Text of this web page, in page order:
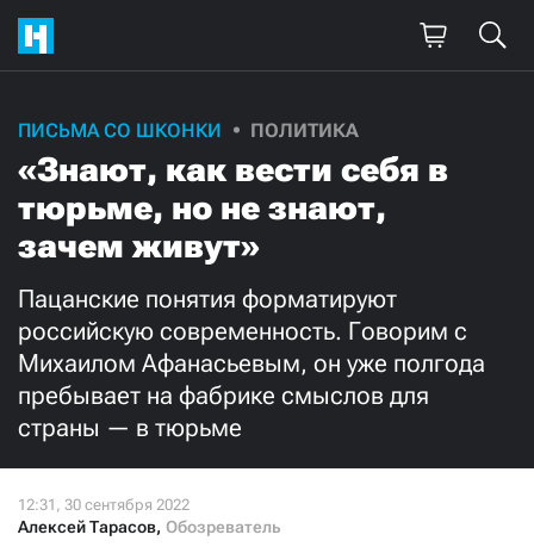
ПИСЬМА СО ШКОНКИ ПОЛИТИКА
«Знают, как вести себя в
тюрьме, но не знают,
зачем живут»
Пацанские понятия форматируют
российскую современность. Говорим с
Михаилом Афанасьевым, он уже полгода
пребывает на фабрике смыслов для
страны — в тюрьме
Алексей Тарасов, Обозреватель
Поддержите
нашу работу!
Ежемесячно Разово
500
я принимаю условия и подтверждаю свое гражданство РФ
СТАТЬ СОУЧАСТНИКОМ